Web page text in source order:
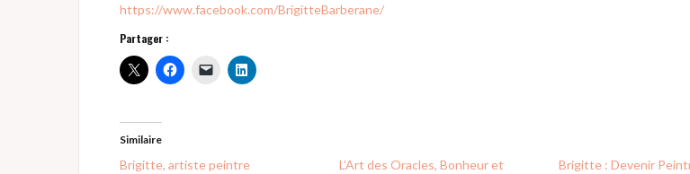
https://www.facebook.com/BrigitteBarberane/
Partager :
Similaire
Brigitte, artiste peintre
L’Art des Oracles, Bonheur et
Brigitte : Devenir